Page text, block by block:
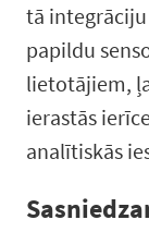
tā integrāciju
papildu
lietotājiem,
ierastās
analītiskās